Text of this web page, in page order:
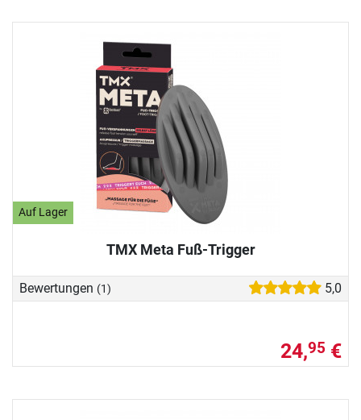
Auf Lager
TMX Meta Fuß-Trigger
Bewertungen (1) 5,0
24,95 €